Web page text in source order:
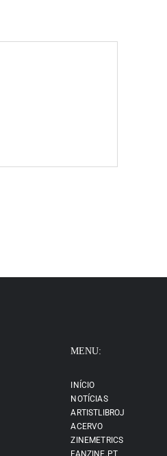
MENU:
INÍCIO
NOTÍCIAS
ARTISTLIBROJ
ACERVO
ZINEMETRICS